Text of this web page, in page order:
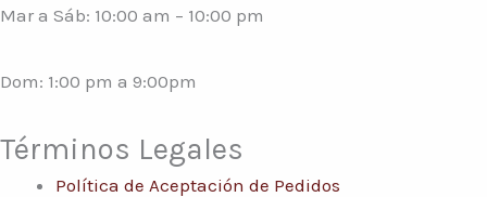
Mar a Sáb: 10:00 am – 10:00 pm
Dom: 1:00 pm a 9:00pm
Términos Legales
Política de Aceptación de Pedidos